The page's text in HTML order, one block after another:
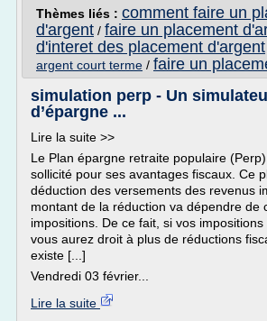
Thèmes liés : comment faire un
d'argent / faire un placement
d'interet des placement d'argent
argent court terme / faire un
simulation perp - Un
d’épargne ...
Lire la suite >>
Le Plan épargne retraite populaire
sollicité pour ses avantages fiscaux. Ce
déduction des versements des revenus
montant de la réduction va dépendre de
impositions. De ce fait, si vos
vous aurez droit à plus de réductions
existe [...]
Vendredi 03 février...
Lire la suite